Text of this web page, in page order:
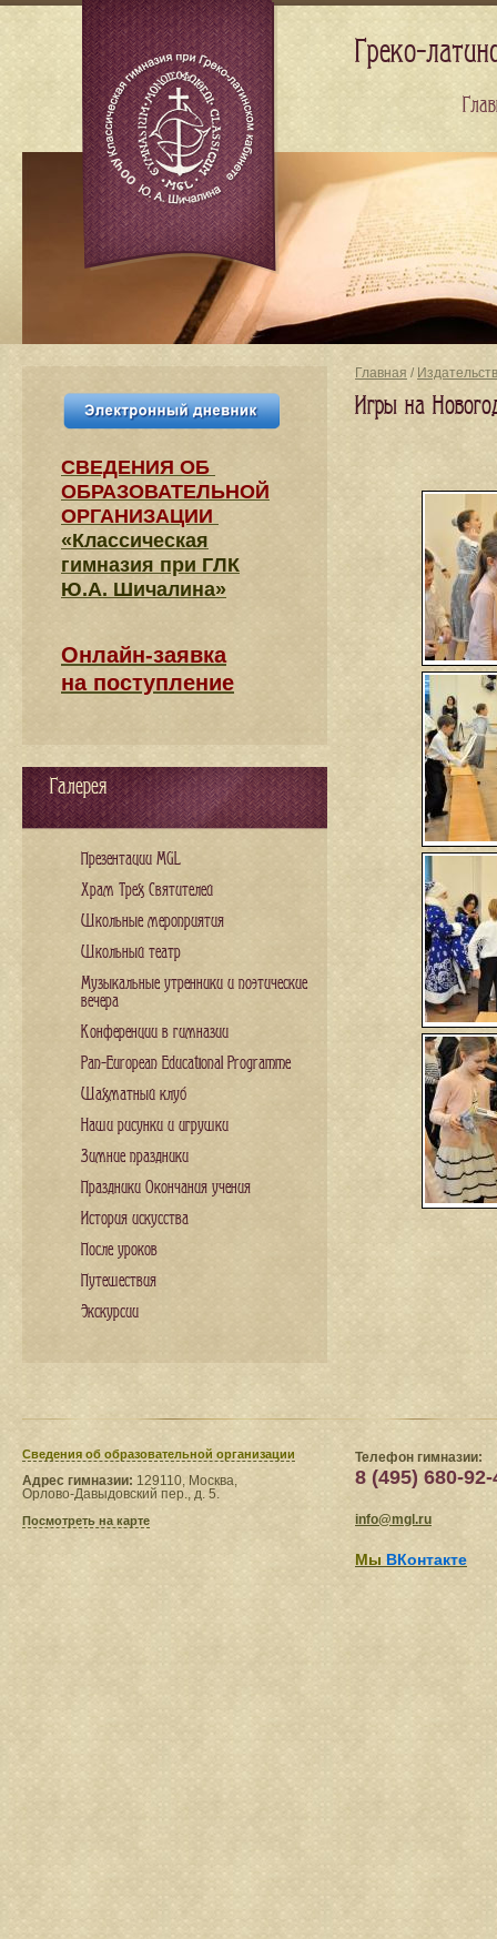
Главная /
Игры на
СВЕДЕНИЯ​ ОБ
ОБРАЗОВАТЕЛЬНОЙ
ОРГАНИЗАЦИИ
«Классическая
гимназия при ГЛК
Ю.А. Шичалина»
Онлайн-заявка
на поступление
Галерея
Презентации MGL
Храм Трех Святителей
Школьные мероприятия
Школьный театр
Музыкальные утренники и поэтические
вечера
Конференции в гимназии
Pan-European Educational Programme
Шахматный клуб
Наши рисунки и игрушки
Зимние праздники
Праздники Окончания учения
История искусства
После уроков
Путешествия
Экскурсии
Сведения​ об образовательной организации
Адрес гимназии: 129110, Москва,
Орлово-Давыдовский пер., д. 5.
Посмотреть на карте
Телефон гимназии:
8 (495) 680-92-
info@mgl.ru
Мы ВКонтакте
Греко-